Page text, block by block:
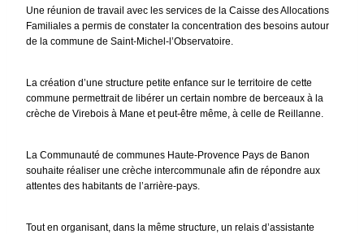
Une réunion de travail avec les services de la Caisse des Allocations
Familiales a permis de constater la concentration des besoins autour
de la commune de Saint-Michel-l’Observatoire.
La création d’une structure petite enfance sur le territoire de cette
commune permettrait de libérer un certain nombre de berceaux à la
crèche de Virebois à Mane et peut-être même, à celle de Reillanne.
La Communauté de communes Haute-Provence Pays de Banon
souhaite réaliser une crèche intercommunale afin de répondre aux
attentes des habitants de l’arrière-pays.
Tout en organisant, dans la même structure, un relais d’assistante